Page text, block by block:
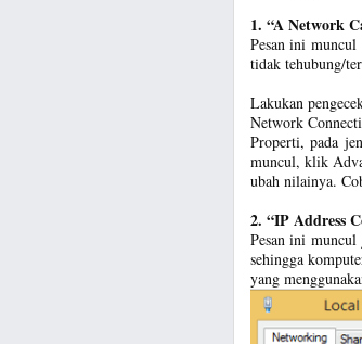
1. “A Network
Pesan ini muncul
tidak tehubung/
Lakukan
Network
Properti, pada
muncul, klik
ubah nilainya.
2. “IP Address
Pesan ini
sehingga
yang